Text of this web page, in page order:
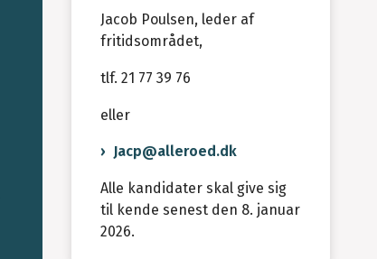
Jacob Poulsen, leder af
fritidsområdet,
tlf. 21 77 39 76
eller
Jacp@alleroed.dk
Alle kandidater skal give sig
til kende senest den 8. januar
2026.